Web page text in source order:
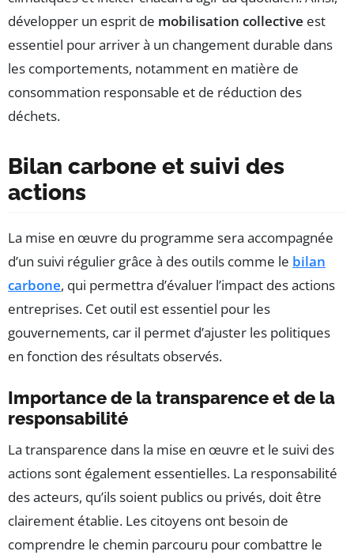
développer un esprit de mobilisation collective est
essentiel pour arriver à un changement durable dans
les comportements, notamment en matière de
consommation responsable et de réduction des
déchets.
Bilan carbone et suivi des
actions
La mise en œuvre du programme sera accompagnée
d’un suivi régulier grâce à des outils comme le bilan
carbone, qui permettra d’évaluer l’impact des actions
entreprises. Cet outil est essentiel pour les
gouvernements, car il permet d’ajuster les politiques
en fonction des résultats observés.
Importance de la transparence et de la
responsabilité
La transparence dans la mise en œuvre et le suivi des
actions sont également essentielles. La responsabilité
des acteurs, qu’ils soient publics ou privés, doit être
clairement établie. Les citoyens ont besoin de
comprendre le chemin parcouru pour combattre le